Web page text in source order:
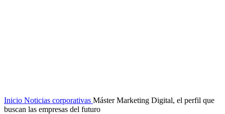
Inicio Noticias corporativas Máster Marketing Digital, el perfil que
buscan las empresas del futuro